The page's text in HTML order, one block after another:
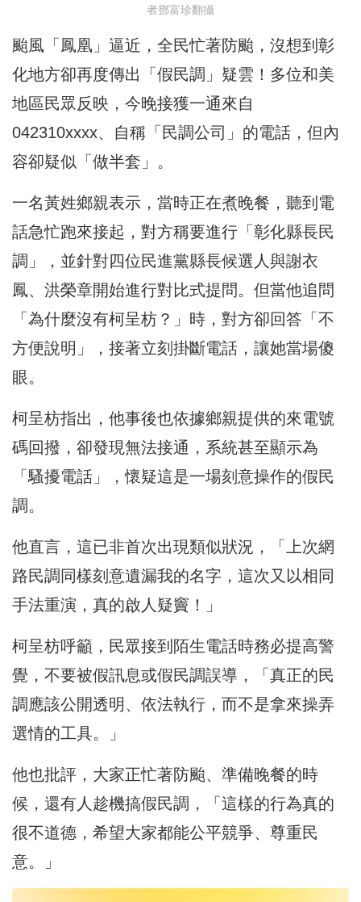
者鄧富珍翻攝
颱風「鳳凰」逼近，全民忙著防颱，沒想到彰
化地方卻再度傳出「假民調」疑雲！多位和美
地區民眾反映，今晚接獲一通來自
042310xxxx、自稱「民調公司」的電話，但內
容卻疑似「做半套」。
一名黃姓鄉親表示，當時正在煮晚餐，聽到電
話急忙跑來接起，對方稱要進行「彰化縣長民
調」，並針對四位民進黨縣長候選人與謝衣
鳳、洪榮章開始進行對比式提問。但當他追問
「為什麼沒有柯呈枋？」時，對方卻回答「不
方便說明」，接著立刻掛斷電話，讓她當場傻
眼。
柯呈枋指出，他事後也依據鄉親提供的來電號
碼回撥，卻發現無法接通，系統甚至顯示為
「騷擾電話」，懷疑這是一場刻意操作的假民
調。
他直言，這已非首次出現類似狀況，「上次網
路民調同樣刻意遺漏我的名字，這次又以相同
手法重演，真的啟人疑竇！」
柯呈枋呼籲，民眾接到陌生電話時務必提高警
覺，不要被假訊息或假民調誤導，「真正的民
調應該公開透明、依法執行，而不是拿來操弄
選情的工具。」
他也批評，大家正忙著防颱、準備晚餐的時
候，還有人趁機搞假民調，「這樣的行為真的
很不道德，希望大家都能公平競爭、尊重民
意。」